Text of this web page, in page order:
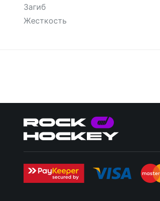
Загиб
Жесткость